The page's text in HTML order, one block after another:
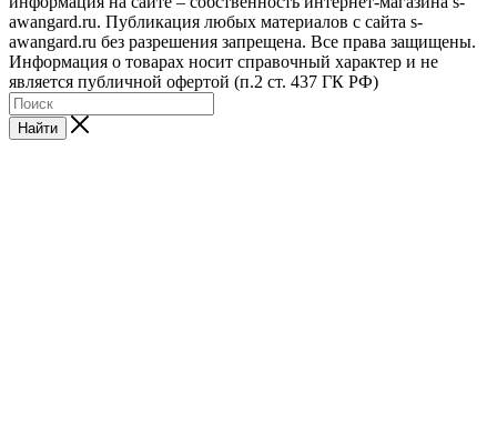
awangard.ru. Публикация любых материалов с сайта s-
awangard.ru без разрешения запрещена. Все права защищены.
Информация о товарах носит справочный характер и не
является публичной офертой (п.2 ст. 437 ГК РФ)
Найти